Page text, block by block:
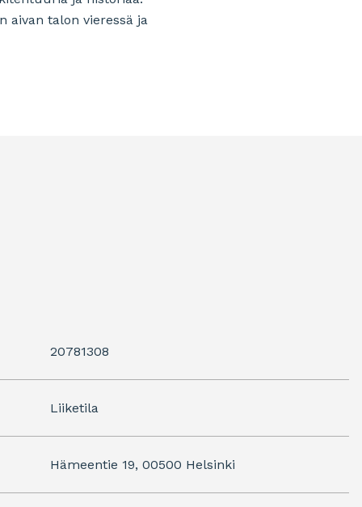
aivan talon vieressä ja
20781308
Liiketila
Hämeentie 19, 00500 Helsinki